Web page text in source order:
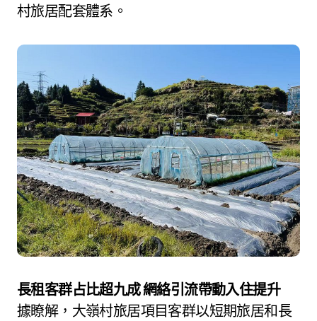
村旅居配套體系。
長租客群占比超九成 網絡引流帶動入住提升
據瞭解，大嶺村旅居項目客群以短期旅居和長